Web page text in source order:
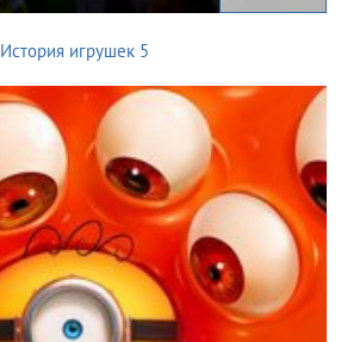
История игрушек 5